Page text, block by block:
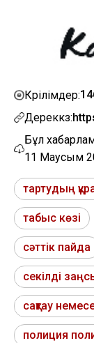
Көрілімдер:
Дереккөз:
Бұл
11 Маусым
тартудың
табыс көзі
сәттік пайда
секілді
сақтау
полиция